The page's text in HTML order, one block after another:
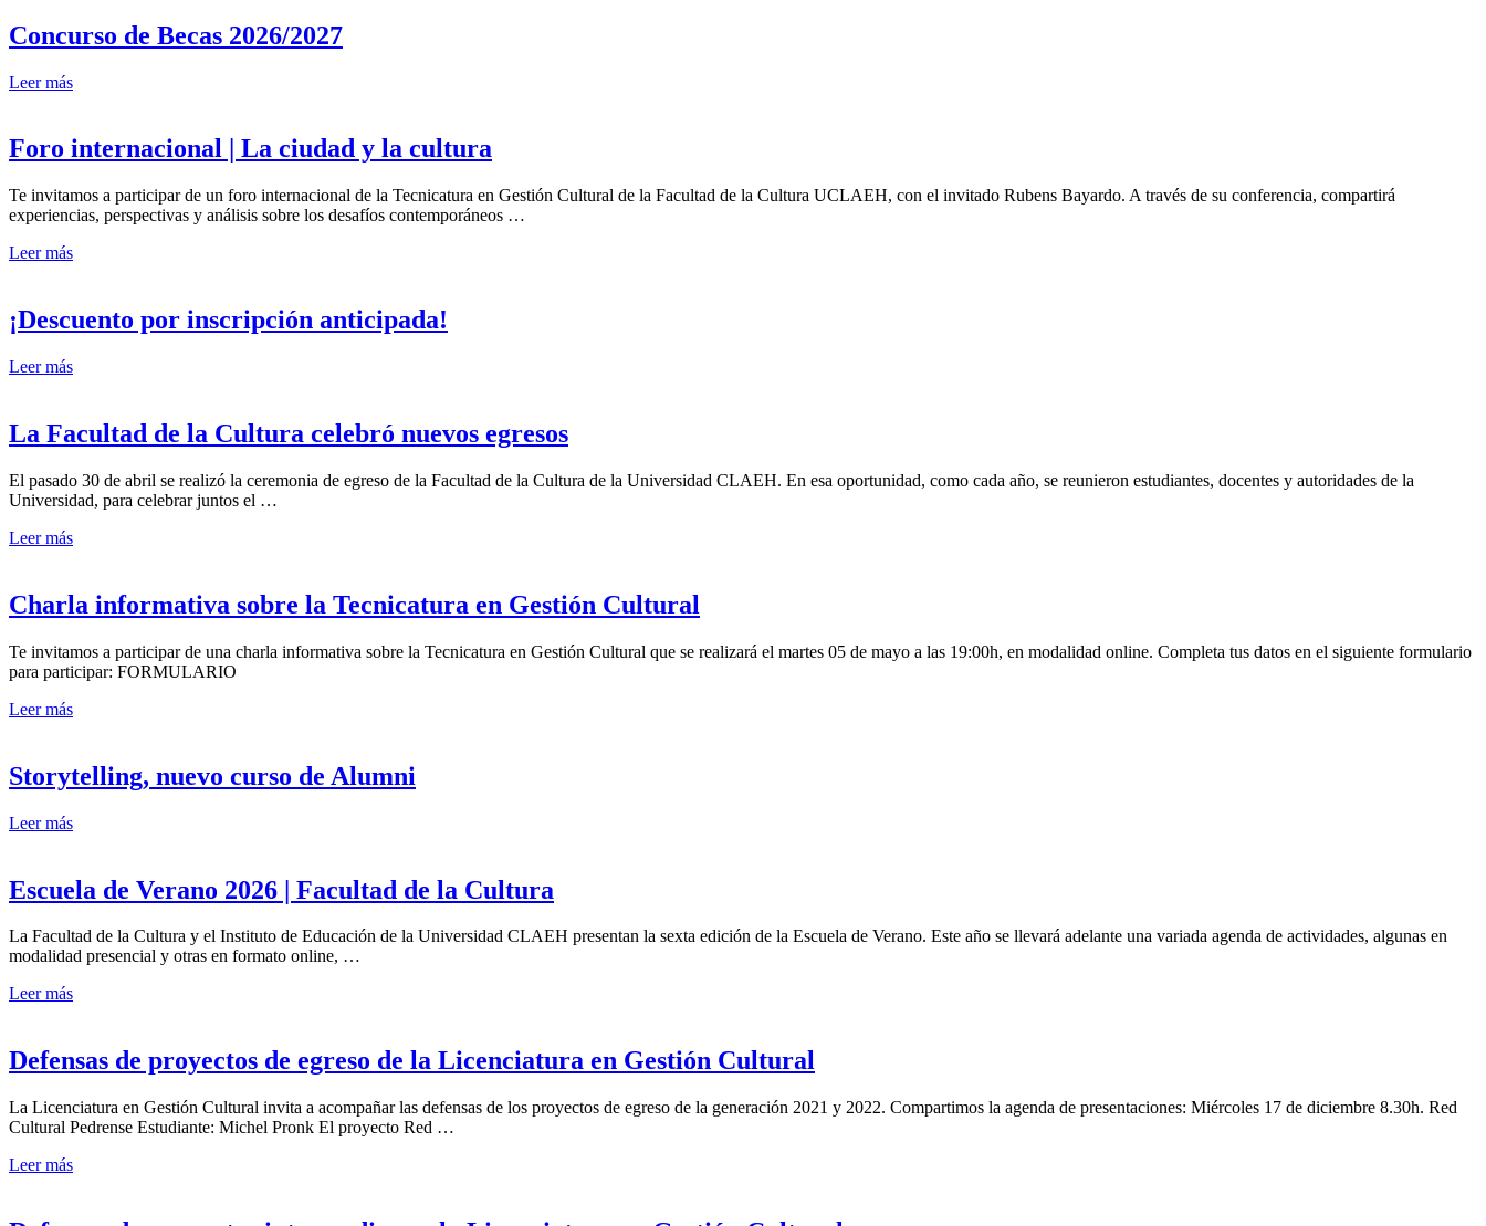
Concurso de Becas 2026/2027
Leer más
Foro internacional | La ciudad y la cultura
Te invitamos a participar de un foro internacional de la Tecnicatura en Gestión Cultural de la Facultad de la Cultura UCLAEH, con el invitado Rubens Bayardo. A través de su conferencia, compartirá
experiencias, perspectivas y análisis sobre los desafíos contemporáneos …
Leer más
¡Descuento por inscripción anticipada!
Leer más
La Facultad de la Cultura celebró nuevos egresos
El pasado 30 de abril se realizó la ceremonia de egreso de la Facultad de la Cultura de la Universidad CLAEH. En esa oportunidad, como cada año, se reunieron estudiantes, docentes y autoridades de la
Universidad, para celebrar juntos el …
Leer más
Charla informativa sobre la Tecnicatura en Gestión Cultural
Te invitamos a participar de una charla informativa sobre la Tecnicatura en Gestión Cultural que se realizará el martes 05 de mayo a las 19:00h, en modalidad online. Completa tus datos en el siguiente formulario
para participar: FORMULARIO
Leer más
Storytelling, nuevo curso de Alumni
Leer más
Escuela de Verano 2026 | Facultad de la Cultura
La Facultad de la Cultura y el Instituto de Educación de la Universidad CLAEH presentan la sexta edición de la Escuela de Verano. Este año se llevará adelante una variada agenda de actividades, algunas en
modalidad presencial y otras en formato online, …
Leer más
Defensas de proyectos de egreso de la Licenciatura en Gestión Cultural
La Licenciatura en Gestión Cultural invita a acompañar las defensas de los proyectos de egreso de la generación 2021 y 2022. Compartimos la agenda de presentaciones: Miércoles 17 de diciembre 8.30h. Red
Cultural Pedrense Estudiante: Michel Pronk El proyecto Red …
Leer más